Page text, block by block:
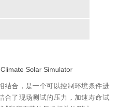
Solar Simulator
结合，是一个可以控制环境条件进
合了现场测试的压力，加速寿命试